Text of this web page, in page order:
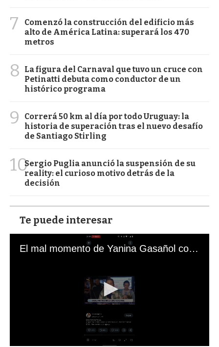
7
Comenzó la construcción del edificio más
alto de América Latina: superará los 470
metros
8
La figura del Carnaval que tuvo un cruce con
Petinatti debuta como conductor de un
histórico programa
9
Correrá 50 km al día por todo Uruguay: la
historia de superación tras el nuevo desafío
de Santiago Stirling
10Sergio Puglia anunció la suspensión de su
reality: el curioso motivo detrás de la
decisión
Te puede interesar
El mal momento de Yanina Gasañol con un hincha argentino en "Subrayado"